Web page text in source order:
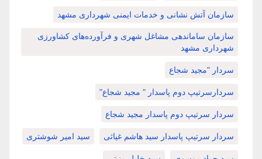
سازمان آتش نشانی و خدمات ایمنی شهرداری مشهد
سازمان ساماندهی مشاغل شهری و فرآورده‌های کشاورزی
شهرداری مشهد
سردار "مجید شجاع
سردارسرتیپ دوم پاسدار " مجید شجاع"
سردار سرتیپ دوم پاسدار مجید شجاع
سردار سرتیپ پاسدار سید هاشم غیاثی سید امیر شوشتری